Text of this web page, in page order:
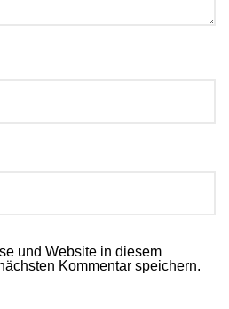
und Website in diesem
Kommentar speichern.